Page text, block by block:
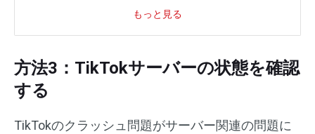
もっと見る
方法3：TikTokサーバーの状態を確認
する
TikTokのクラッシュ問題がサーバー関連の問題に